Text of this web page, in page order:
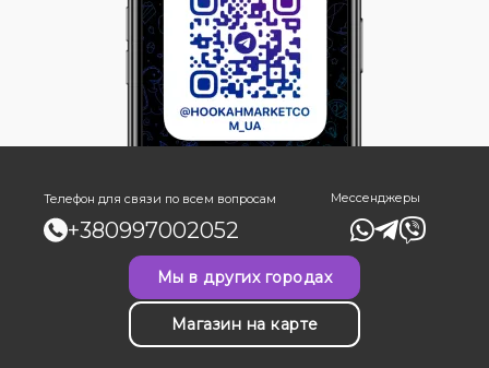
Телефон для связи по всем вопросам
+380997002052
Мессенджеры
Мы в других городах
Магазин на карте